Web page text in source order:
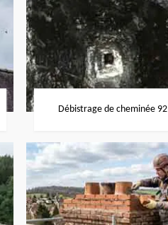
Débistrage de cheminée 92